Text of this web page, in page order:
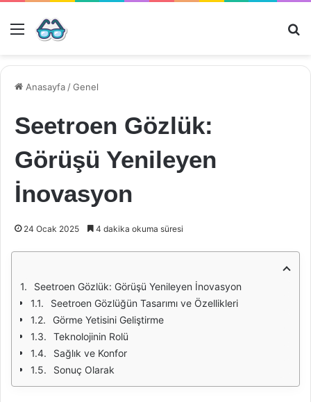
Menü
Anasayfa /Genel
Seetroen Gözlük:
Görüşü Yenileyen
İnovasyon
24 Ocak 2025 4 dakika okuma süresi
Seetroen Gözlük: Görüşü Yenileyen İnovasyon
Seetroen Gözlüğün Tasarımı ve Özellikleri
Görme Yetisini Geliştirme
Teknolojinin Rolü
Sağlık ve Konfor
Sonuç Olarak